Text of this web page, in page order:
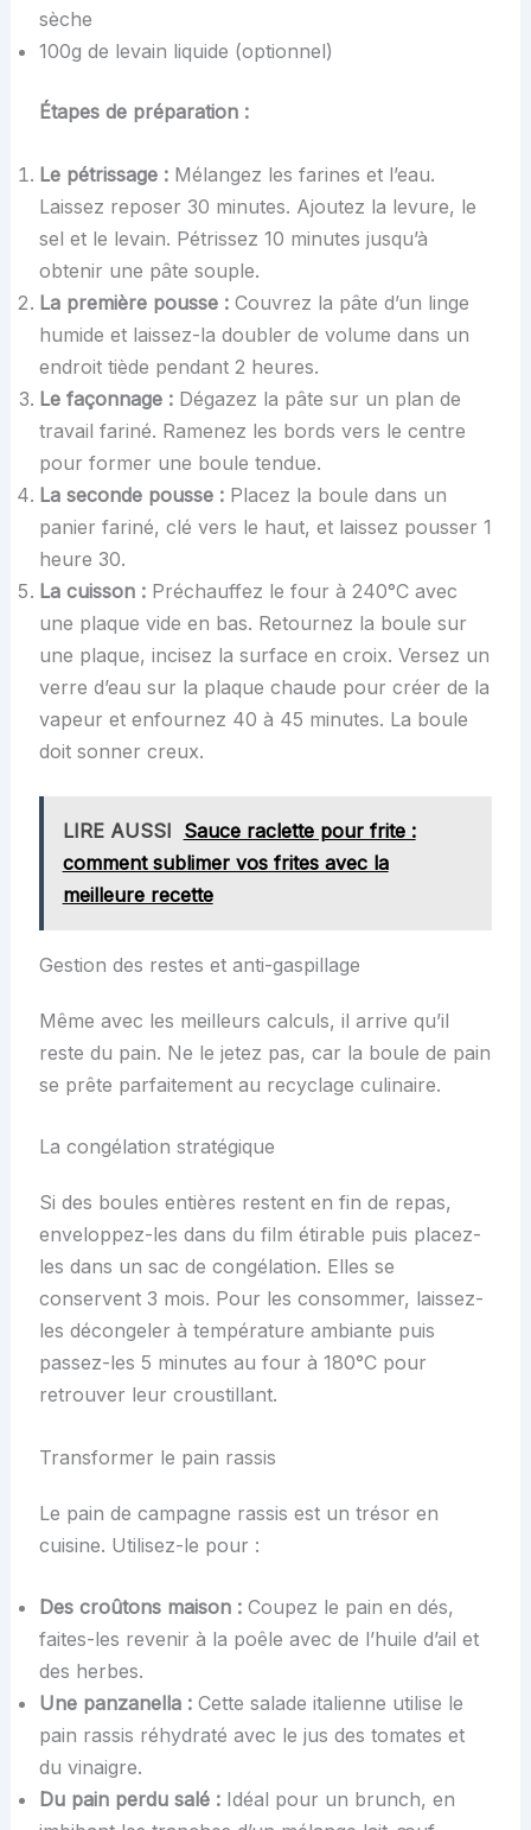
sèche
100g de levain liquide (optionnel)
Étapes de préparation :
Le pétrissage :Mélangez les farines et l’eau.
Laissez reposer 30 minutes. Ajoutez la levure, le
sel et le levain. Pétrissez 10 minutes jusqu’à
obtenir une pâte souple.
La première pousse :Couvrez la pâte d’un linge
humide et laissez-la doubler de volume dans un
endroit tiède pendant 2 heures.
Le façonnage :Dégazez la pâte sur un plan de
travail fariné. Ramenez les bords vers le centre
pour former une boule tendue.
La seconde pousse :Placez la boule dans un
panier fariné, clé vers le haut, et laissez pousser 1
heure 30.
La cuisson :Préchauffez le four à 240°C avec
une plaque vide en bas. Retournez la boule sur
une plaque, incisez la surface en croix. Versez un
verre d’eau sur la plaque chaude pour créer de la
vapeur et enfournez 40 à 45 minutes. La boule
doit sonner creux.
LIRE AUSSI Sauce raclette pour frite :
comment sublimer vos frites avec la
meilleure recette
Gestion des restes et anti-gaspillage
Même avec les meilleurs calculs, il arrive qu’il
reste du pain. Ne le jetez pas, car la boule de pain
se prête parfaitement au recyclage culinaire.
La congélation stratégique
Si des boules entières restent en fin de repas,
enveloppez-les dans du film étirable puis placez-
les dans un sac de congélation. Elles se
conservent 3 mois. Pour les consommer, laissez-
les décongeler à température ambiante puis
passez-les 5 minutes au four à 180°C pour
retrouver leur croustillant.
Transformer le pain rassis
Le pain de campagne rassis est un trésor en
cuisine. Utilisez-le pour :
Des croûtons maison :Coupez le pain en dés,
faites-les revenir à la poêle avec de l’huile d’ail et
des herbes.
Une panzanella :Cette salade italienne utilise le
pain rassis réhydraté avec le jus des tomates et
du vinaigre.
Du pain perdu salé :Idéal pour un brunch, en